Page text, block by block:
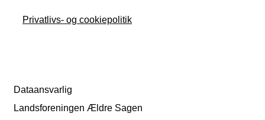
Privatlivs- og cookiepolitik
Dataansvarlig
Landsforeningen Ældre Sagen